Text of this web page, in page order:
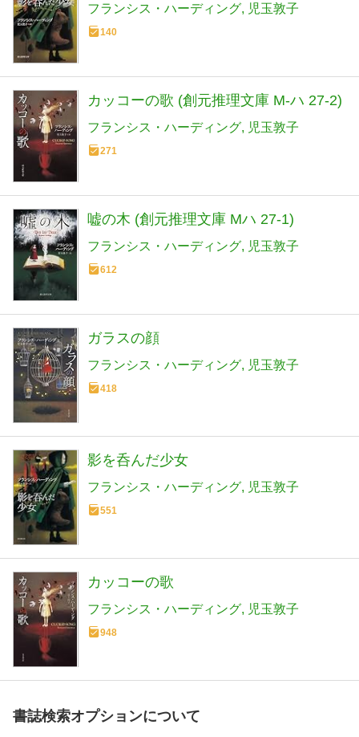
フランシス・ハーディング 児玉敦子
140
カッコーの歌 (創元推理文庫 M-ハ 27-2)
フランシス・ハーディング 児玉敦子
271
嘘の木 (創元推理文庫 Mハ 27-1)
フランシス・ハーディング 児玉敦子
612
ガラスの顔
フランシス・ハーディング 児玉敦子
418
影を呑んだ少女
フランシス・ハーディング 児玉敦子
551
カッコーの歌
フランシス・ハーディング 児玉敦子
948
書誌検索オプションについて